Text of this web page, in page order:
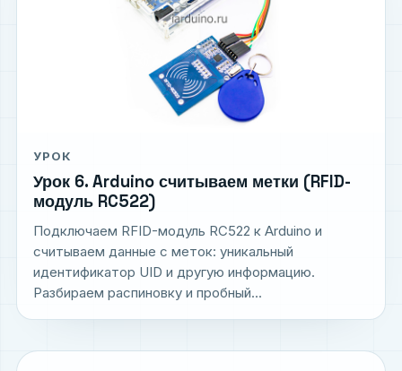
УРОК
Урок 6. Arduino считываем метки (RFID-
модуль RC522)
Подключаем RFID-модуль RC522 к Arduino и
считываем данные с меток: уникальный
идентификатор UID и другую информацию.
Разбираем распиновку и пробный...